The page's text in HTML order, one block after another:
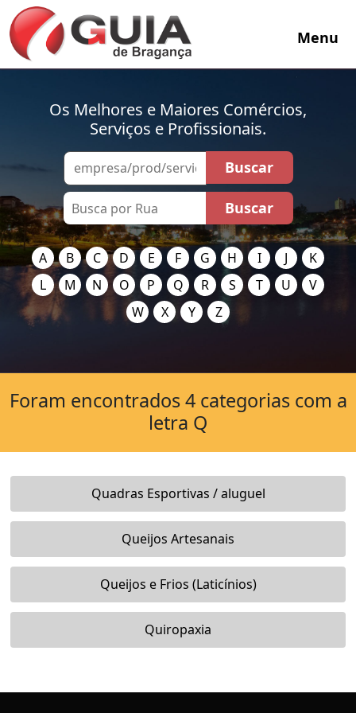
Menu
Os Melhores e Maiores Comércios,
Serviços e Profissionais.
A B C D E F G H I J
K
L
M N O P Q R S T U
V
W
X Y Z
Quadras Esportivas / aluguel
Queijos Artesanais
Queijos e Frios (Laticínios)
Quiropaxia
Foram encontrados 4 categorias com a
letra Q